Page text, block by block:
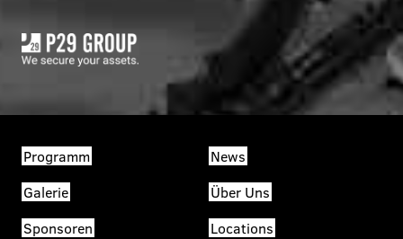
Programm
News
Galerie
Über Uns
Sponsoren
Locations